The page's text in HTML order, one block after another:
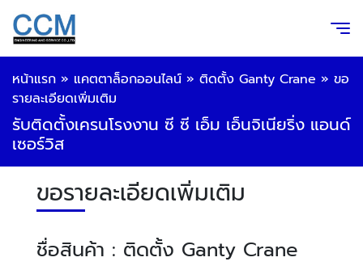
หน้าแรก » แคตตาล็อกออนไลน์ » ติดตั้ง Ganty Crane » ขอ
รายละเอียดเพิ่มเติม
รับติดตั้งเครนโรงงาน ซี ซี เอ็ม เอ็นจิเนียริ่ง แอนด์
เซอร์วิส
ขอรายละเอียดเพิ่มเติม
ชื่อสินค้า : ติดตั้ง Ganty Crane